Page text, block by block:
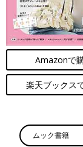
も供給責任を果
一定の在庫を確
同様です。また
伊勢崎の2カ所で
産できるように
お話・監修・画
Amazonで
楽天ブックス
ムック書籍